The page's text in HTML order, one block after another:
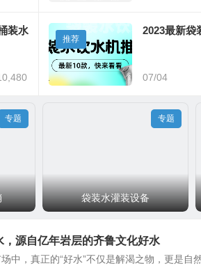
装水
推荐
2023最新袋
07/04
专题 专题
生产设备，全套推荐
袋装水灌装设备
，源自亿年岩层的齐鲁文化好水
中，真正的“好水”不仅是解渴之物，更是自